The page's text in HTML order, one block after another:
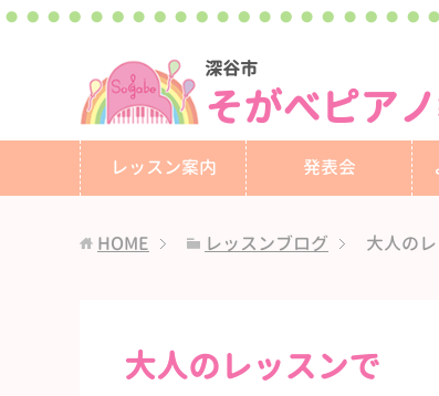
深谷市
そがべピア
レッスン案内 発表会
HOME レッスンブログ 大人の
大人のレッスンで